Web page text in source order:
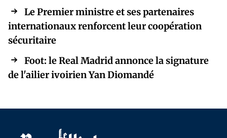
Le Premier ministre et ses partenaires
internationaux renforcent leur coopération
sécuritaire
Foot: le Real Madrid annonce la signature
de l'ailier ivoirien Yan Diomandé